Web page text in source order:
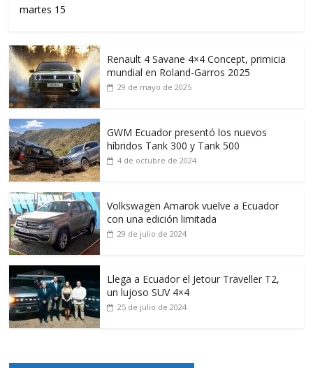
martes 15
Renault 4 Savane 4×4 Concept, primicia
mundial en Roland-Garros 2025
29 de mayo de 2025
GWM Ecuador presentó los nuevos
híbridos Tank 300 y Tank 500
4 de octubre de 2024
Volkswagen Amarok vuelve a Ecuador
con una edición limitada
29 de julio de 2024
Llega a Ecuador el Jetour Traveller T2,
un lujoso SUV 4×4
25 de julio de 2024